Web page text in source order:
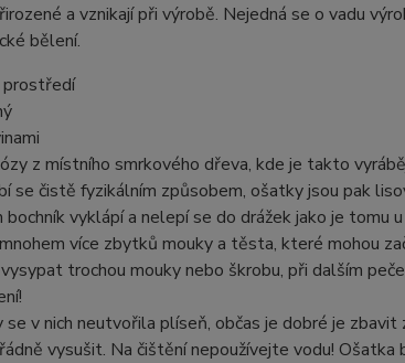
a vznikají při výrobě. Nejedná se o vadu
bělení.
prostředí
z místního smrkového dřeva, kde je takto
se čistě fyzikálním způsobem, ošatky jsou pak
vyklápí a nelepí se do drážek jako je tomu
více zbytků mouky a těsta, které mohou
trochou mouky nebo škrobu, při dalším
v nich neutvořila plíseň, občas je dobré je
vysušit. Na čištění nepoužívejte vodu!